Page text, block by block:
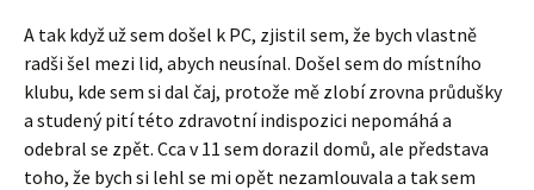
A tak když už sem došel k PC, zjistil sem, že bych vlastně
radši šel mezi lid, abych neusínal. Došel sem do místního
klubu, kde sem si dal čaj, protože mě zlobí zrovna průdušky
a studený pití této zdravotní indispozici nepomáhá a
odebral se zpět. Cca v 11 sem dorazil domů, ale představa
toho, že bych si lehl se mi opět nezamlouvala a tak sem